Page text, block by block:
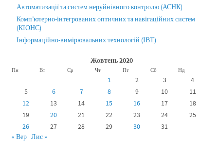
Автоматизації та систем неруйнівного контролю (АСНК)
Комп’ютерно-інтегрованих оптичних та навігаційних систем
(КІОНС)
Інформаційно-вимірювальних технологій (ІВТ)
Жовтень 2020
Пн Вт Ср Чт Пт Сб Нд
1 2 3
4
5
6 7 8 9 10
11
12
13 14 15 16 17
18
19
20 21 22 23 24
25
26
27 28 29 30
31
« Вер Лис »